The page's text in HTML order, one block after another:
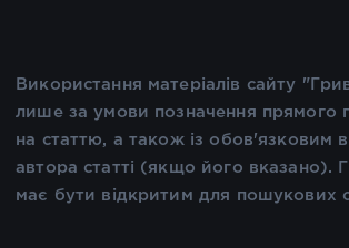
Використання матеріалів сайту
лише за умови позначення прямого
на статтю, а також із обов'язковим
автора статті (якщо його вказано).
має бути відкритим для пошукових